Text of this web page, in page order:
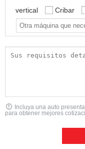
vertical
Cribar
Incluya una auto
para obtener mejores